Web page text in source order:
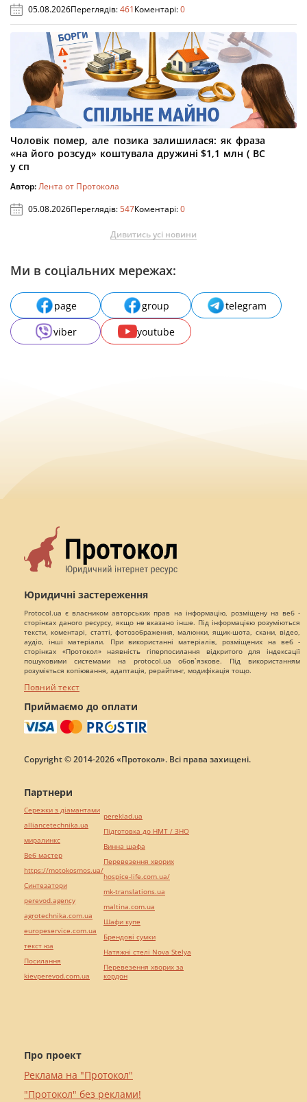
05.08.2026Переглядів:461Коментарі:0
Чоловік помер, але позика залишилася: як фраза
«на його розсуд» коштувала дружині $1,1 млн ( ВС
у сп
Автор:Лента от Протокола
05.08.2026Переглядів:547Коментарі:0
Дивитись усі новини
Ми в соціальних мережах:
page group
telegram
viber
youtube
Юридичні застереження
Protocol.ua є власником авторських прав на інформацію, розміщену на веб -
сторінках даного ресурсу, якщо не вказано інше. Під інформацією розуміються
тексти, коментарі, статті, фотозображення, малюнки, ящик-шота, скани, відео,
аудіо, інші матеріали. При використанні матеріалів, розміщених на веб -
сторінках «Протокол» наявність гіперпосилання відкритого для індексації
пошуковими системами на protocol.ua обов`язкове. Під використанням
розуміється копіювання, адаптація, рерайтинг, модифікація тощо.
Повний текст
Приймаємо до оплати
Copyright © 2014-2026 «Протокол». Всі права захищені.
Про проект
Реклама на "Протокол"
"Протокол" без реклами!
Партнери
Сережки з діамантами
alliancetechnika.ua
миралинкс
Веб мастер
https://motokosmos.ua/
Синтезатори
perevod.agency
agrotechnika.com.ua
europeservice.com.ua
текст юа
Посилання
kievperevod.com.ua
pereklad.ua
Підготовка до НМТ / ЗНО
Винна шафа
Перевезення хворих
hospice-life.com.ua/
mk-translations.ua
maltina.com.ua
Шафи купе
Брендові сумки
Натяжні стелі Nova Stelya
Перевезення хворих за
кордон